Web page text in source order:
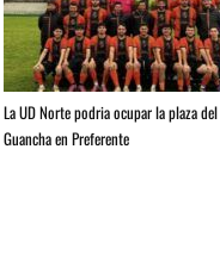
La UD Norte podria ocupar la plaza del
Guancha en Preferente